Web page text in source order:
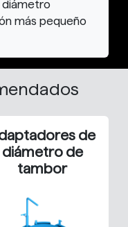
diámetro
más pequeño
de
diámetro de
tambor